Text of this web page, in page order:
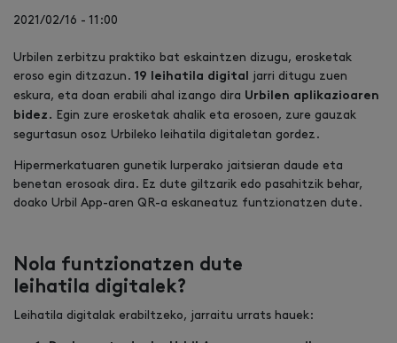
2021/02/16 - 11:00
Urbilen zerbitzu praktiko bat eskaintzen dizugu, erosketak
eroso egin ditzazun. 19 leihatila digital
jarri ditugu zuen
eskura, eta doan erabili ahal izango dira Urbilen aplikazioaren
bidez. Egin zure erosketak ahalik eta erosoen, zure gauzak
segurtasun osoz Urbileko leihatila digitaletan gordez.
Hipermerkatuaren gunetik lurperako jaitsieran daude eta
benetan erosoak dira. Ez dute giltzarik edo pasahitzik behar,
doako Urbil App-aren QR-a eskaneatuz funtzionatzen dute.
Nola funtzionatzen dute
leihatila digitalek?
Leihatila digitalak erabiltzeko, jarraitu urrats hauek: